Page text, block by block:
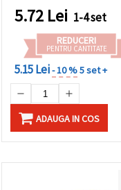
handmade DIY
5.72 Lei 1-4 set
REDUCERI
PENTRU CANTITATE
5.15 Lei- 10 %5 set +
ADAUGA IN COS